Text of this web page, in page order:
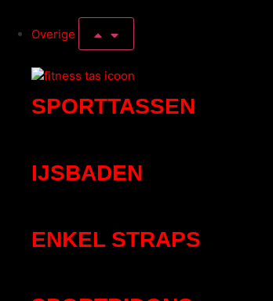
Overige
SPORTTASSEN
IJSBADEN
ENKEL STRAPS